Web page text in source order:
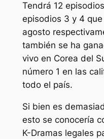
Tendrá 12
episodios 3 y 4
agosto
también se ha
vivo en Corea del
número 1 en las
todo el país.
Si bien es
esto se conocería
K-Dramas legales